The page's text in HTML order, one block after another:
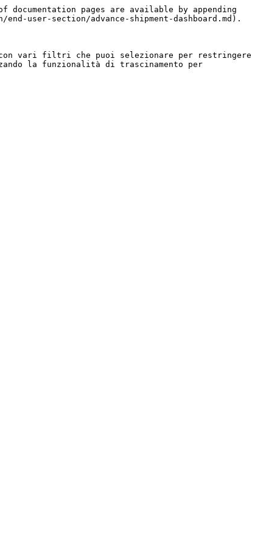
pages are available by appending
user-section/advance-shipment-dashboard.md).
vari filtri che puoi selezionare per restringere
la funzionalità di trascinamento per